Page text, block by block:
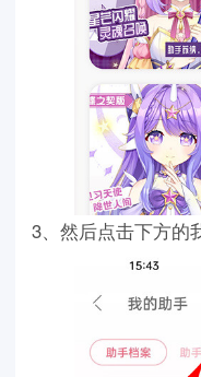
3、然后点击下方的